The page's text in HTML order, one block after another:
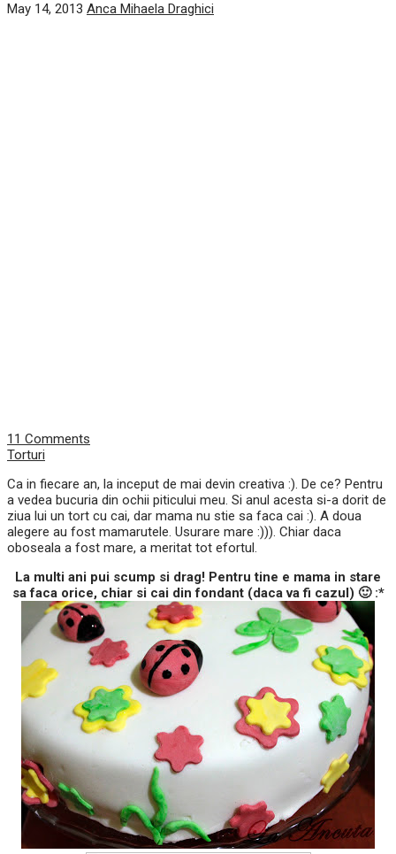
May 14, 2013 Anca Mihaela Draghici
11 Comments
Torturi
Ca in fiecare an, la inceput de mai devin creativa :). De ce? Pentru
a vedea bucuria din ochii piticului meu. Si anul acesta si-a dorit de
ziua lui un tort cu cai, dar mama nu stie sa faca cai :). A doua
alegere au fost mamarutele. Usurare mare :))). Chiar daca
oboseala a fost mare, a meritat tot efortul.
La multi ani pui scump si drag! Pentru tine e mama in stare
sa faca orice, chiar si cai din fondant (daca va fi cazul) 🙂 :*